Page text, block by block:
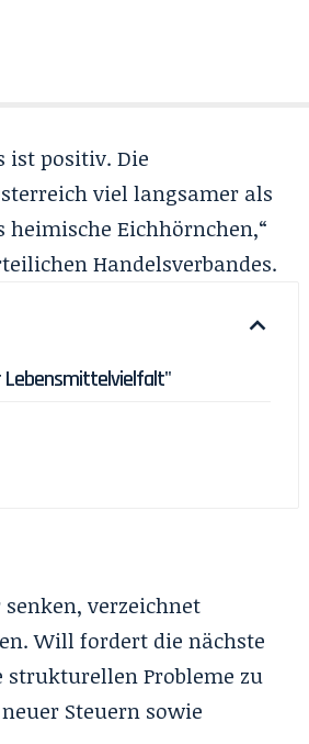
ist positiv. Die
viel langsamer als
Eichhörnchen,“
Handelsverbandes.
Lebensmittelvielfalt"
verzeichnet
Will fordert die nächste
Probleme zu
Steuern sowie